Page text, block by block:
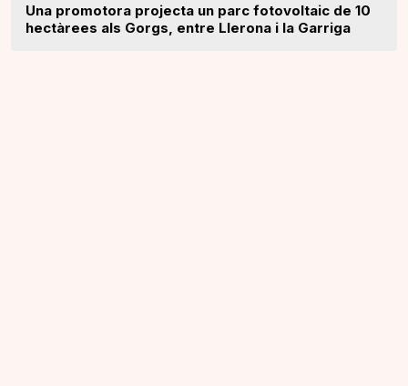
Una promotora projecta un parc fotovoltaic de 10
hectàrees als Gorgs, entre Llerona i la Garriga